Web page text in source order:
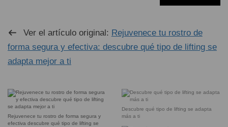
Ver el artículo original: Rejuvenece tu rostro de
forma segura y efectiva: descubre qué tipo de lifting se
adapta mejor a ti
Rejuvenece tu rostro de forma segura y
efectiva descubre qué tipo de lifting se
Descubre qué tipo de lifting se adapta
más a ti